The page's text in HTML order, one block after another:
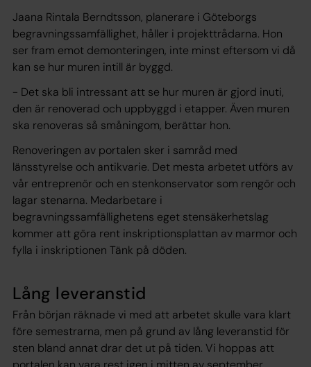
Jaana Rintala Berndtsson, planerare i Göteborgs
begravningssamfällighet, håller i projekttrådarna. Hon
ser fram emot demonteringen, inte minst eftersom vi då
kan se hur muren intill är byggd.
- Det ska bli intressant att se hur muren är gjord inuti,
den är renoverad och uppbyggd i etapper. Även muren
ska renoveras så småningom, berättar hon.
Renoveringen av portalen sker i samråd med
länsstyrelse och antikvarie. Det mesta arbetet utförs av
vår entreprenör och en stenkonservator som rengör och
lagar stenarna. Medarbetare i
begravningssamfällighetens eget stensäkerhetslag
kommer att göra rent inskriptionsplattan av marmor och
fylla i inskriptionen Tänk på döden.
Lång leveranstid
Från början räknade vi med att arbetet skulle vara klart
före semestrarna, men på grund av lång leveranstid för
sten bland annat drar det ut på tiden. Vi hoppas att